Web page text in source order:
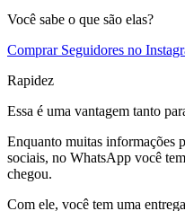
Você sabe o que são elas?
Comprar Seguidores no
Rapidez
Essa é uma vantagem tanto
Enquanto muitas informações
sociais, no WhatsApp você
chegou.
Com ele, você tem uma